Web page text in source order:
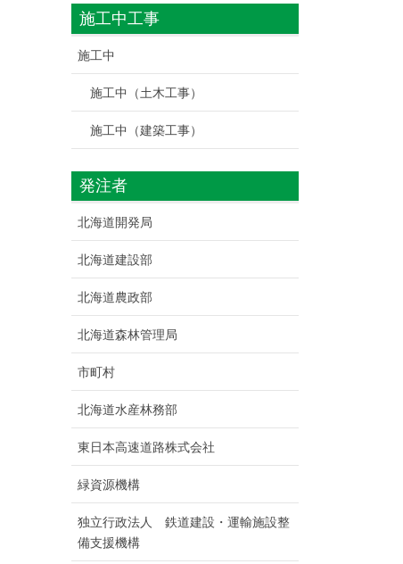
施工中工事
施工中
施工中（土木工事）
施工中（建築工事）
発注者
北海道開発局
北海道建設部
北海道農政部
北海道森林管理局
市町村
北海道水産林務部
東日本高速道路株式会社
緑資源機構
独立行政法人 鉄道建設・運輸施設整
備支援機構